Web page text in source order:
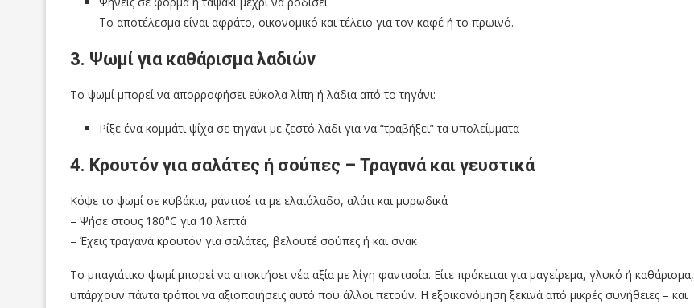
Το αποτέλεσμα είναι αφράτο, οικονομικό και τέλειο για τον καφέ ή το πρωινό.
3. Ψωμί για καθάρισμα λαδιών
Το ψωμί μπορεί να απορροφήσει εύκολα λίπη ή λάδια από το τηγάνι:
Ρίξε ένα κομμάτι ψίχα σε τηγάνι με ζεστό λάδι για να “τραβήξει” τα υπολείμματα
4. Κρουτόν για σαλάτες ή σούπες – Τραγανά και γευστικά
Κόψε το ψωμί σε κυβάκια, ράντισέ τα με ελαιόλαδο, αλάτι και μυρωδικά
– Ψήσε στους 180°C για 10 λεπτά
– Έχεις τραγανά κρουτόν για σαλάτες, βελουτέ σούπες ή και σνακ
Το μπαγιάτικο ψωμί μπορεί να αποκτήσει νέα αξία με λίγη φαντασία. Είτε πρόκειται για μαγείρεμα, γλυκό ή καθάρισμα,
υπάρχουν πάντα τρόποι να αξιοποιήσεις αυτό που άλλοι πετούν. Η εξοικονόμηση ξεκινά από μικρές συνήθειες – και